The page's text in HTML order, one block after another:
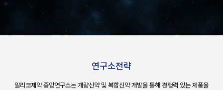
연구소전략
알리코제약 중앙연구소는 개량신약 및 복합신약 개발을 통해 경쟁력 있는 제품을